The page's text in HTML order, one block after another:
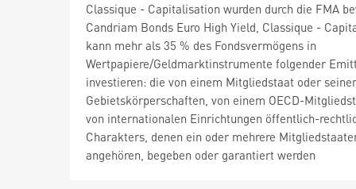
Classique - Capitalisation wurden durch die FMA
Candriam Bonds Euro High Yield, Classique -
kann mehr als 35 % des Fondsvermögens in
Wertpapiere/Geldmarktinstrumente folgender
investieren: die von einem Mitgliedstaat oder
Gebietskörperschaften, von einem OECD-
von internationalen Einrichtungen öffentlich-
Charakters, denen ein oder mehrere
angehören, begeben oder garantiert werden